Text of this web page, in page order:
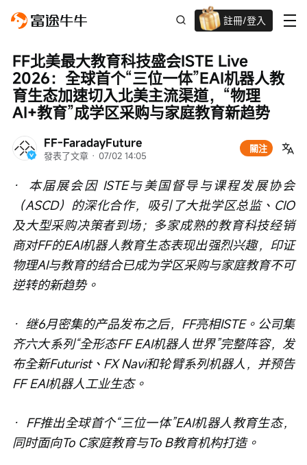
註冊/登入
迎新驚喜賞 股票/BTC等任你揀!
FF-FaradayFuture
發表了文章 · 07/02 14:05
關注
FF北美最大教育科技盛会ISTE Live
2026：全球首个“三位一体”EAI机器人教
育生态加速切入北美主流渠道，“物理
AI+教育”成学区采购与家庭教育新趋势
·  本届展会因 ISTE与美国督导与课程发展协会
（ASCD）的深化合作，吸引了大批学区总监、CIO
及大型采购决策者到场；多家成熟的教育科技经销
商对FF的EAI机器人教育生态表现出强烈兴趣，印证
物理AI与教育的结合已成为学区采购与家庭教育不可
逆转的新趋势。
·  继6月密集的产品发布之后，FF亮相ISTE。公司集
齐六大系列“全形态FF EAI机器人世界”完整阵容，发
布全新Futurist、FX Navi和轮臂系列机器人，并预告
FF EAI机器人工业生态。
·  FF推出全球首个“三位一体”EAI机器人教育生态，
同时面向To C家庭教育与To B教育机构打造。